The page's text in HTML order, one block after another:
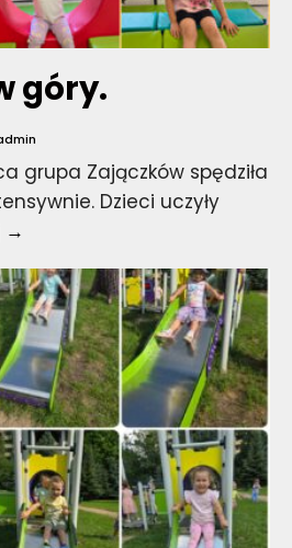
góry.
grupa Zajączków spędziła
Dzieci uczyły
→
góry.